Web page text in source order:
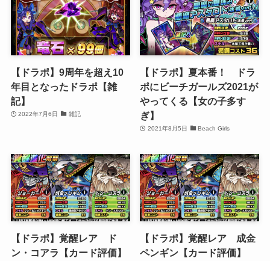
【ドラポ】9周年を超え10
年目となったドラポ【雑
記】
2022年7月6日 雑記
【ドラポ】夏本番！ ドラ
ポにビーチガールズ2021が
やってくる【女の子多す
ぎ】
2021年8月5日 Beach Girls
【ドラポ】覚醒レア ド
ン・コアラ【カード評価】
【ドラポ】覚醒レア 成金
ペンギン【カード評価】